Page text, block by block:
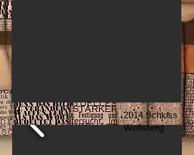
2014 Schloss
Wolfsberg